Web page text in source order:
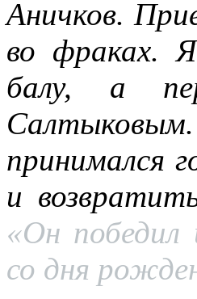
Аничков.
во фраках.
балу, а
Салтыковым.
принимался
и
«Он
со дня